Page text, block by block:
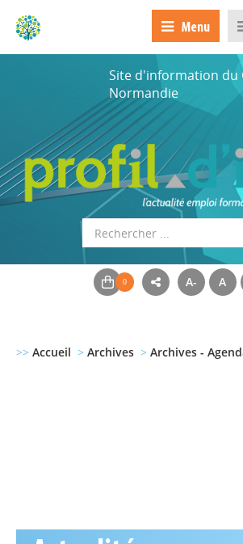
Menu
Site d'information du
Normandie
A- A
>> Accueil > Archives > Archives -